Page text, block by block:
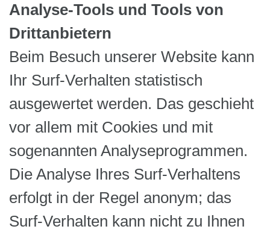
Analyse-Tools und Tools von
Drittanbietern
Beim Besuch unserer Website kann
Ihr Surf-Verhalten statistisch
ausgewertet werden. Das geschieht
vor allem mit Cookies und mit
sogenannten Analyseprogrammen.
Die Analyse Ihres Surf-Verhaltens
erfolgt in der Regel anonym; das
Surf-Verhalten kann nicht zu Ihnen